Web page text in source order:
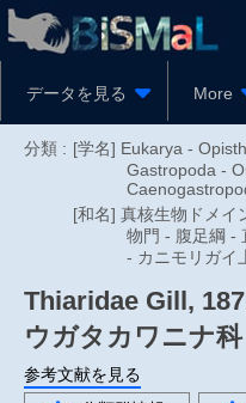
データを見る More
分類 : [学名] Eukarya -
Gastropoda -
[和名] 真核生物ドメイ
物門 - 腹足綱 -
- カニモリガイ
Thiaridae Gill,
ウガタカワニナ科
参考文献を見る